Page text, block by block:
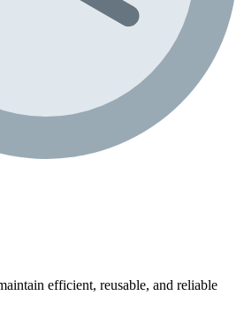
efficient, reusable, and reliable